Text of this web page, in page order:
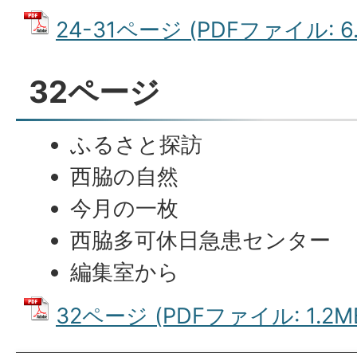
24-31ページ (PDFファイル:
32ページ
ふるさと探訪
西脇の自然
今月の一枚
西脇多可休日急患センター
編集室から
32ページ (PDFファイル: